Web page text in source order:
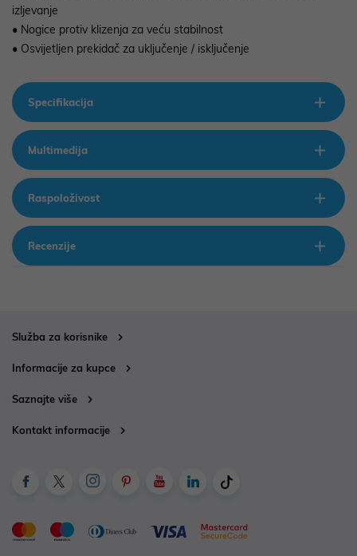
izljevanje
• Nogice protiv klizenja za veću stabilnost
• Osvijetljen prekidač za uključenje / isključenje
Specifikacija
Multimedija
Raspoloživost
Recenzije
Služba za korisnike
Informacije za kupce
Saznajte više
Kontakt informacije